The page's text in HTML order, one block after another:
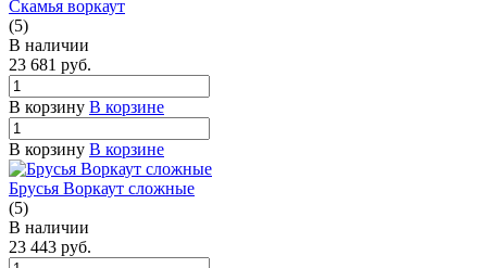
Скамья воркаут
(5)
В наличии
23 681 руб.
В корзину В корзине
В корзину В корзине
Брусья Воркаут сложные
(5)
В наличии
23 443 руб.